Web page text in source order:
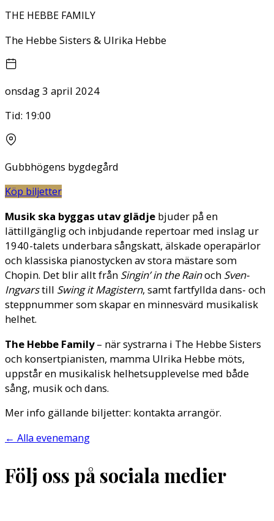
THE HEBBE FAMILY
The Hebbe Sisters & Ulrika Hebbe
onsdag 3 april 2024
Tid: 19:00
Gubbhögens bygdegård
Köp biljetter
Musik ska byggas utav glädje bjuder på en
lättillgänglig och inbjudande repertoar med inslag ur
1940-talets underbara sångskatt, älskade operapärlor
och klassiska pianostycken av stora mästare som
Chopin. Det blir allt från Singin’ in the Rainoch Sven-
Ingvarstill Swing it Magistern, samt fartfyllda dans- och
steppnummer som skapar en minnesvärd musikalisk
helhet.
The Hebbe Family– när systrarna i The Hebbe Sisters
och konsertpianisten, mamma Ulrika Hebbe möts,
uppstår en musikalisk helhetsupplevelse med både
sång, musik och dans.
Mer info gällande biljetter: kontakta arrangör.
← Alla evenemang
Följ oss på sociala medier